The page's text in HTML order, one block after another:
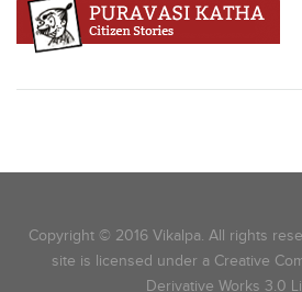
Copyright © 2016 Vikalpa. All rights
site is licensed under a Creative
Derivative Works 3.0